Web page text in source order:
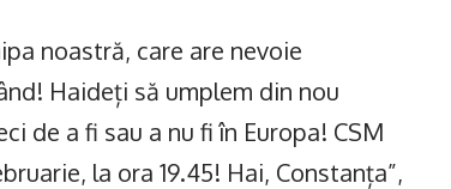
noastră, care are nevoie
Haideți să umplem din nou
de a fi sau a nu fi în Europa! CSM
la ora 19.45! Hai, Constanța”,